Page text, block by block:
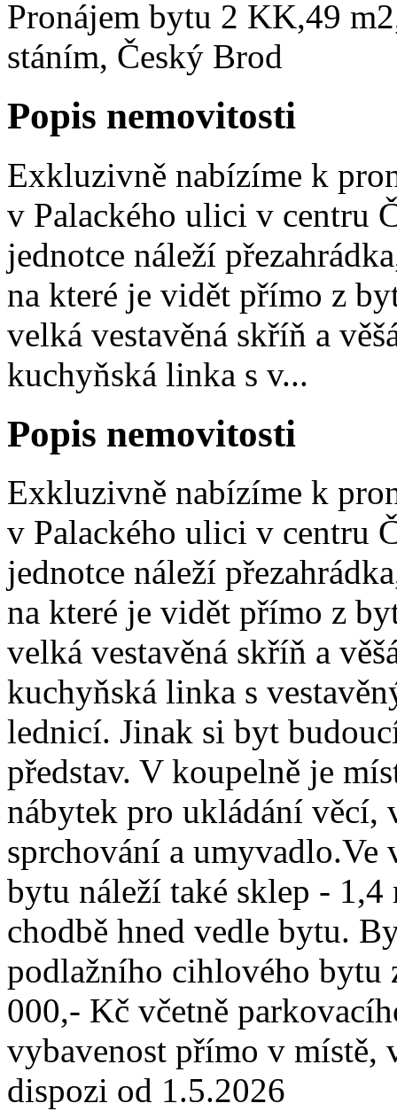
Pronájem bytu 2 KK,49
stáním, Český Brod
Popis nemovitosti
Exkluzivně nabízíme k
v Palackého ulici v centru
jednotce náleží
na které je vidět přímo z
velká vestavěná skříň a
kuchyňská linka s v...
Popis nemovitosti
Exkluzivně nabízíme k
v Palackého ulici v centru
jednotce náleží
na které je vidět přímo z
velká vestavěná skříň a
kuchyňská linka s
lednicí. Jinak si byt
představ. V koupelně je
nábytek pro ukládání věcí,
sprchování a umyvadlo.Ve
bytu náleží také sklep -
chodbě hned vedle bytu.
podlažního cihlového bytu
000,- Kč včetně
vybavenost přímo v místě,
dispozi od 1.5.2026